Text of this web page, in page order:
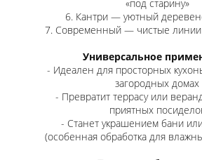
«под старину»
6. Кантри — уютный
7. Современный — чистые
Универсальное
- Идеален для просторных
загородных домах
- Превратит террасу или
приятных
- Станет украшением бани
(особенная обработка для